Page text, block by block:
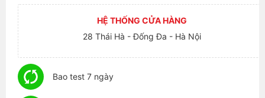
HỆ THỐNG CỬA HÀNG
28 Thái Hà - Đống Đa - Hà Nội
Bao test 7 ngày